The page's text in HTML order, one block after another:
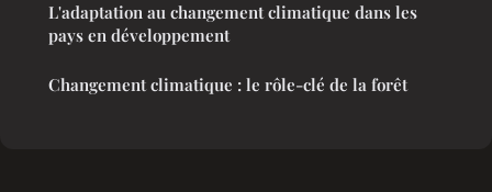
L'adaptation au changement climatique dans les
pays en développement
Changement climatique : le rôle-clé de la forêt